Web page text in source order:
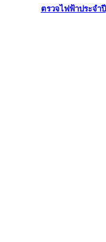
ตรวจไฟฟ้าประจำปี